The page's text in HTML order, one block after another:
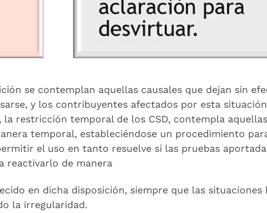
se contemplan aquellas causales que dejan sin
y los contribuyentes afectados por esta
restricción temporal de los CSD, contempla
temporal, estableciéndose un procedimiento
el uso en tanto resuelve sí las pruebas
reactivarlo de manera
en dicha disposición, siempre que las situaciones
la irregularidad.